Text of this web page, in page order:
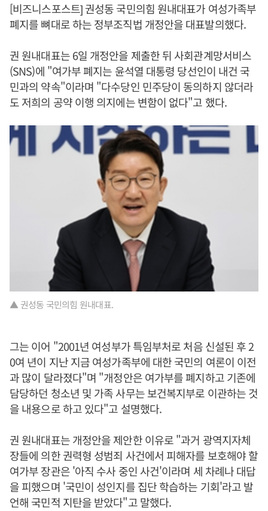
[비즈니스포스트] 권성동 국민의힘 원내대표가 여성가족부
폐지를 뼈대로 하는 정부조직법 개정안을 대표발의했다.
권 원내대표는 6일 개정안을 제출한 뒤 사회관계망서비스
(SNS)에 "여가부 폐지는 윤석열 대통령 당선인이 내건 국
민과의 약속"이라며 "다수당인 민주당이 동의하지 않더라
도 저희의 공약 이행 의지에는 변함이 없다"고 했다.
▲ 권성동 국민의힘 원내대표.
그는 이어 "2001년 여성부가 특임부처로 처음 신설된 후 2
0여 년이 지난 지금 여성가족부에 대한 국민의 여론이 이전
과 많이 달라졌다"며 "개정안은 여가부를 폐지하고 기존에
담당하던 청소년 및 가족 사무는 보건복지부로 이관하는 것
을 내용으로 하고 있다"고 설명했다.
권 원내대표는 개정안을 제안한 이유로 "과거 광역지자체
장들에 의한 권력형 성범죄 사건에서 피해자를 보호해야 할
여가부 장관은 '아직 수사 중인 사건'이라며 세 차례나 대답
을 피했으며 '국민이 성인지를 집단 학습하는 기회'라고 발
언해 국민적 지탄을 받았다"고 말했다.